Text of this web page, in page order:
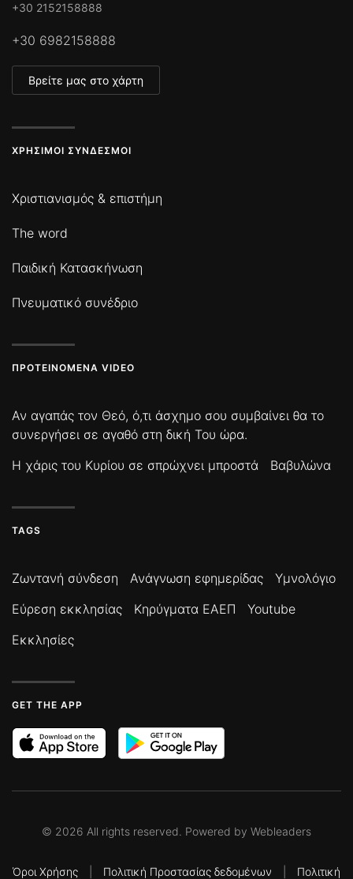
+30 2152158888
+30 6982158888
Βρείτε μας στο χάρτη
ΧΡΉΣΙΜΟΙ ΣΎΝΔΕΣΜΟΙ
Χριστιανισμός & επιστήμη
The word
Παιδική Κατασκήνωση
Πνευματικό συνέδριο
ΠΡΟΤΕΙΝΌΜΕΝΑ VIDEO
Αν αγαπάς τον Θεό, ό,τι άσχημο σου συμβαίνει θα το
συνεργήσει σε αγαθό στη δική Του ώρα.
Η χάρις του Κυρίου σε σπρώχνει μπροστά
Βαβυλώνα
TAGS
Ζωντανή σύνδεση Ανάγνωση εφημερίδας
Υμνολόγιο
Εύρεση εκκλησίας
Κηρύγματα ΕΑΕΠ
Youtube
Εκκλησίες
GET THE APP
© 2026 All rights reserved. Powered by Webleaders
Όροι Χρήσης Πολιτική Προστασίας δεδομένων Πολιτική